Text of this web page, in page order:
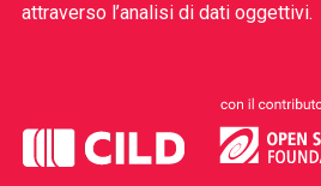
attraverso l’analisi di dati oggettivi.